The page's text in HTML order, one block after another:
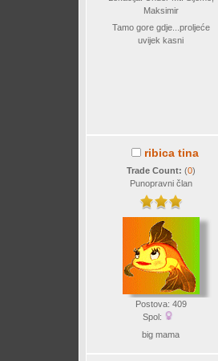
Maksimir
Tamo gore gdje...proljeće
uvijek kasni
ribica tina
Trade Count: (0)
Punopravni član
Postova: 409
Spol:
big mama